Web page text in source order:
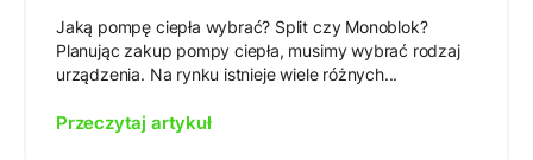
Jaką pompę ciepła wybrać? Split czy Monoblok?
Planując zakup pompy ciepła, musimy wybrać rodzaj
urządzenia. Na rynku istnieje wiele różnych...
Przeczytaj artykuł